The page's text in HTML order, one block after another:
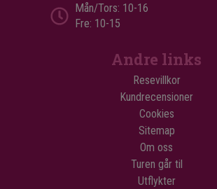
Mån/Tors: 10-16
Fre: 10-15
Andre links
Resevillkor
Kundrecensioner
Cookies
Sitemap
Om oss
Turen går til
Utflykter